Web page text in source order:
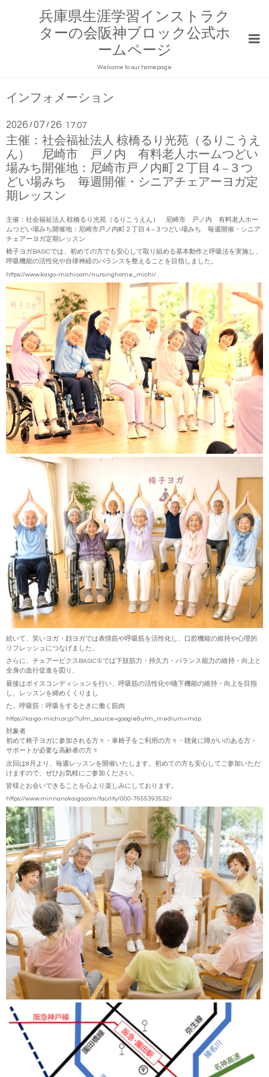
兵庫県生涯学習インストラク
ターの会阪神ブロック公式ホ
ームページ
Welcome to our homepage
インフォメーション
2026 /07 / 26 17:07
主催：社会福祉法人 椋橋るり光苑（るりこうえ
ん） 尼崎市 戸ノ内 有料老人ホームつどい
場みち開催地：尼崎市戸ノ内町２丁目４−３つ
どい場みち 毎週開催・シニアチェアーヨガ定
期レッスン
主催：社会福祉法人 椋橋るり光苑（るりこうえん） 尼崎市 戸ノ内 有料老人ホー
ムつどい場みち開催地：尼崎市戸ノ内町２丁目４−３つどい場みち 毎週開催・シニア
チェアーヨガ定期レッスン
椅子ヨガBASICでは、初めての方でも安心して取り組める基本動作と呼吸法を実施し、
呼吸機能の活性化や自律神経のバランスを整えることを目指しました。
https://www.kaigo-michi.com/nursinghome_michi/
続いて、笑いヨガ・顔ヨガでは表情筋や呼吸筋を活性化し、口腔機能の維持や心理的
リフレッシュにつなげました。
さらに、チェアービクスBASIC①では下肢筋力・持久力・バランス能力の維持・向上と
全身の血行促進を図り、
最後はボイスコンディションを行い、呼吸筋の活性化や嚥下機能の維持・向上を目指
し、レッスンを締めくくりまし
た。呼吸筋：呼吸をするときに働く筋肉
https://kaigo-michi.or.jp/?utm_source=google&utm_medium=map
対象者
初めて椅子ヨガに参加される方々・車椅子をご利用の方々・聴覚に障がいのある方・
サポートが必要な高齢者の方々
次回は8 月より、毎週レッスンを開催いたします。初めての方も安心してご参加いただ
けますので、ぜひお気軽にご参加ください。
皆様とお会いできることを心より楽しみにしております。
https://www.minnanokaigo.com/facility/000-7655393532/